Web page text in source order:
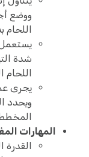
ووضع
اللحام
يستعمل
شدة
اللحام
يجرى
ويحدد
المهارات
القدرة